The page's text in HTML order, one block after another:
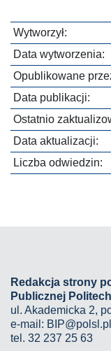
Wytworzył:
Data wytworzenia:
Opublikowane
Data publikacji:
Ostatnio
Data aktualizacji:
Liczba odwiedzin:
Redakcja strony
Publicznej
ul. Akademicka 2,
e-mail: BIP@polsl.pl
tel. 32 237 25 63